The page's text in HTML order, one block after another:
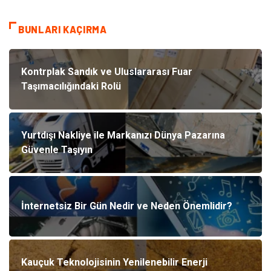
BUNLARI KAÇIRMA
Kontrplak Sandık ve Uluslararası Fuar
Taşımacılığındaki Rolü
Yurtdışı Nakliye ile Markanızı Dünya Pazarına
Güvenle Taşıyın
İnternetsiz Bir Gün Nedir ve Neden Önemlidir?
Kauçuk Teknolojisinin Yenilenebilir Enerji